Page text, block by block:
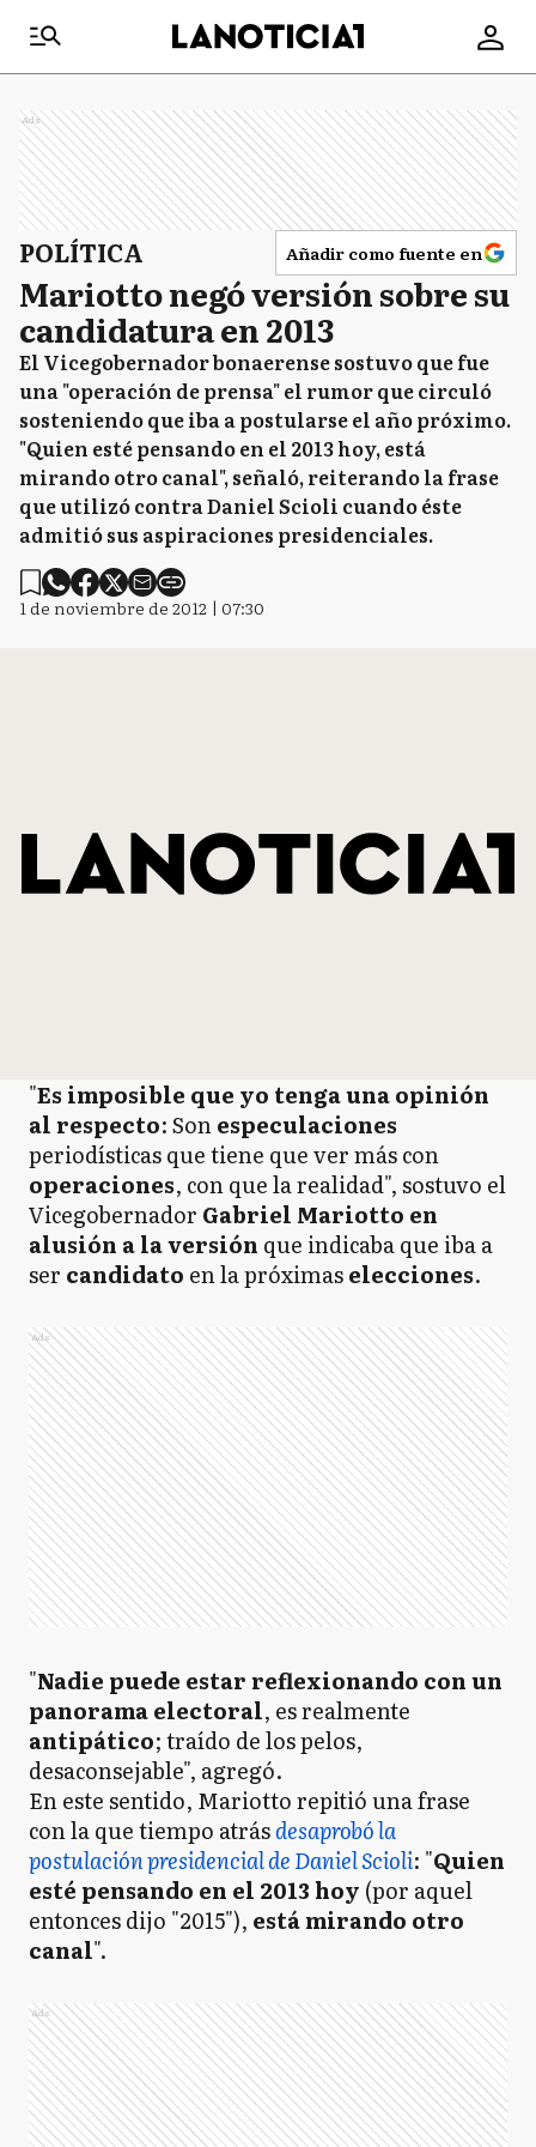
Ads
POLÍTICA Añadir como fuente en
Mariotto negó versión sobre su
candidatura en 2013
El Vicegobernador bonaerense sostuvo que fue
una "operación de prensa" el rumor que circuló
sosteniendo que iba a postularse el año próximo.
"Quien esté pensando en el 2013 hoy, está
mirando otro canal", señaló, reiterando la frase
que utilizó contra Daniel Scioli cuando éste
admitió sus aspiraciones presidenciales.
1 de noviembre de 2012 | 07:30
"Es imposible que yo tenga una opinión
al respecto: Sonespeculaciones
periodísticas que tiene que ver más con
operaciones, con que la realidad", sostuvo el
Vicegobernador Gabriel Mariotto en
alusión a la versión que indicaba que iba a
ser candidato en la próximaselecciones.
Ads
"Nadie puede estar reflexionando con un
panorama electoral, es realmente
antipático; traído de los pelos,
desaconsejable", agregó.
En este sentido, Mariotto repitió una frase
con la que tiempo atrásdesaprobó la
postulación presidencial de Daniel Scioli: "Quien
esté pensando en el 2013 hoy (por aquel
entonces dijo "2015"), está mirando otro
canal".
Ads